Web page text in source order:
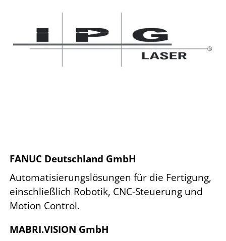
FANUC Deutschland GmbH
Automatisierungslösungen für die Fertigung,
einschließlich Robotik, CNC-Steuerung und
Motion Control.
MABRI.VISION GmbH